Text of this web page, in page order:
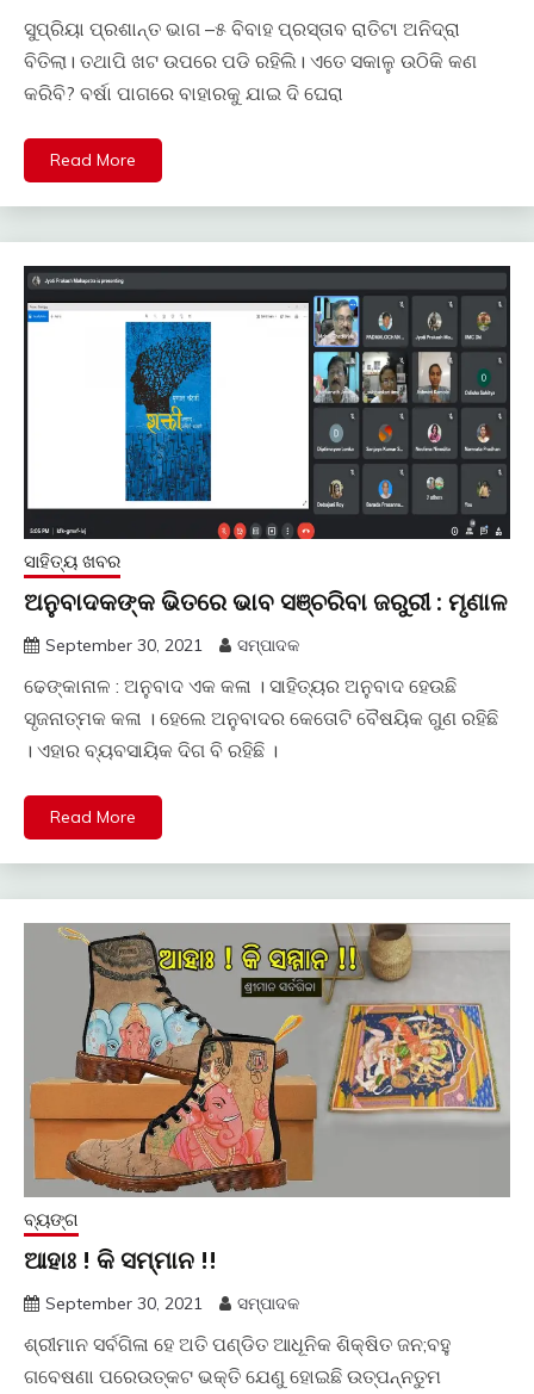
ସୁପ୍ରିୟା ପ୍ରଶାନ୍ତ ଭାଗ –୫ ବିବାହ ପ୍ରସ୍ତାବ ରାତିଟା ଅନିଦ୍ରା
ବିତିଲା। ତଥାପି ଖଟ ଉପରେ ପଡି ରହିଲି। ଏତେ ସକାଳୁ ଉଠିକି କଣ
କରିବି? ବର୍ଷା ପାଗରେ ବାହାରକୁ ଯାଇ ଦି ଘେରା
Read More
ସାହିତ୍ୟ ଖବର
ଅନୁବାଦକଙ୍କ ଭିତରେ ଭାବ ସଞ୍ଚରିବା ଜରୁରୀ : ମୃଣାଳ
September 30, 2021 ସମ୍ପାଦକ
ଢେଙ୍କାନାଳ : ଅନୁବାଦ ଏକ କଳା । ସାହିତ୍ୟର ଅନୁବାଦ ହେଉଛି
ସୃଜନାତ୍ମକ କଳା । ହେଲେ ଅନୁବାଦର କେତୋଟି ବୈଷୟିକ ଗୁଣ ରହିଛି
। ଏହାର ବ୍ୟବସାୟିକ ଦିଗ ବି ରହିଛି ।
Read More
ବ୍ୟଙ୍ଗ
ଆହାଃ ! କି ସମ୍ମାନ !!
September 30, 2021 ସମ୍ପାଦକ
ଶ୍ରୀମାନ ସର୍ବଗିଳା ହେ ଅତି ପଣ୍ଡିତ ଆଧୂନିକ ଶିକ୍ଷିତ ଜନ;ବହୁ
ଗବେଷଣା ପରେଉତ୍କଟ ଭକ୍ତି ଯେଣୁ ହୋଇଛି ଉତ୍ପନ୍ନତୁମ